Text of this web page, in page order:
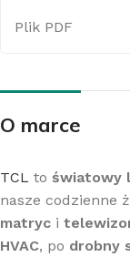
Plik PDF
O marce
TCL to światowy
nasze codzienne
matryc i
HVAC, po drobny